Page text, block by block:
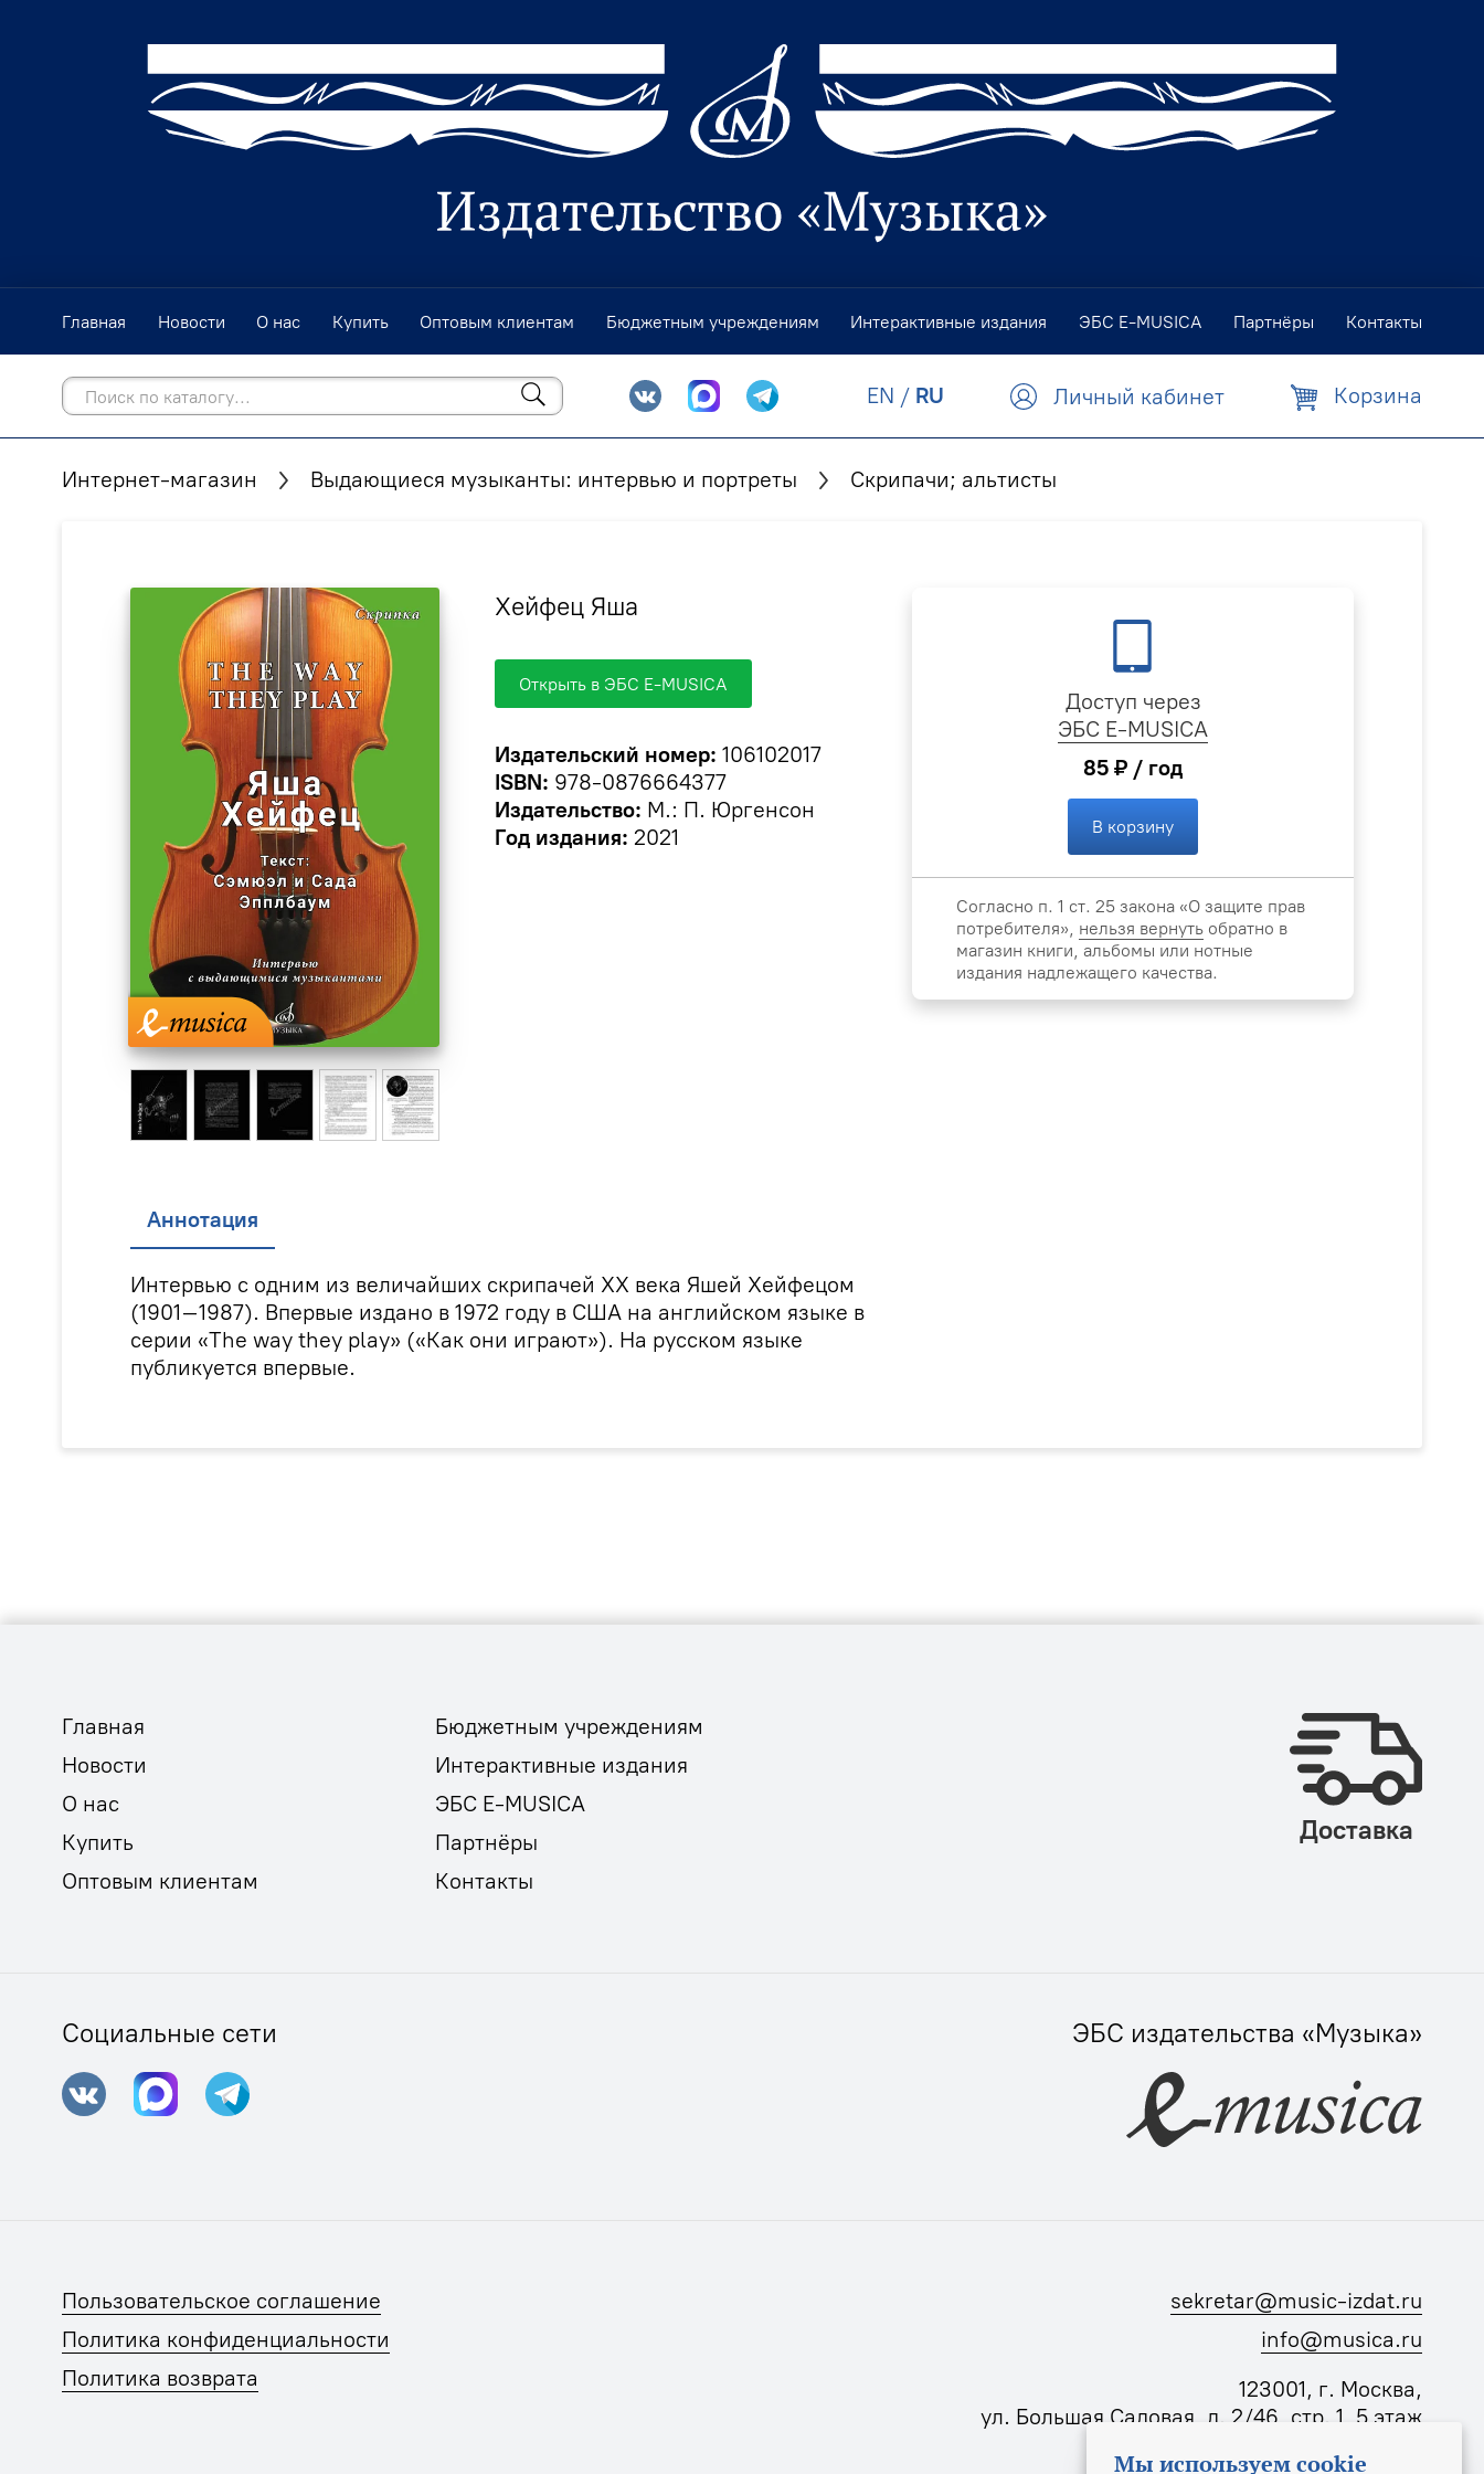
Главная Новости О нас Купить Оптовым клиентам Бюджетным учреждениям Интерактивные издания ЭБС E-MUSICA Партнёры Контакты
EN / RU Личный кабинет Корзина
Интернет-магазин Выдающиеся музыканты: интервью и портреты Скрипачи; альтисты
Хейфец Яша
Открыть в ЭБС E-MUSICA
Издательский номер: 106102017
ISBN: 978-0876664377
Издательство: М.: П. Юргенсон
Год издания: 2021
Доступ через
ЭБС E-MUSICA
85 ₽ / год
В корзину
Согласно п. 1 ст. 25 закона «О защите прав
потребителя», нельзя вернуть обратно в
магазин книги, альбомы или нотные
издания надлежащего качества.
Аннотация
Интервью с одним из величайших скрипачей XX века Яшей Хейфецом
(1901–1987). Впервые издано в 1972 году в США на английском языке в
серии «The way they play» («Как они играют»). На русском языке
публикуется впервые.
Главная
Новости
О нас
Купить
Оптовым клиентам
Бюджетным учреждениям
Интерактивные издания
ЭБС E-MUSICA
Партнёры
Контакты
Доставка
Социальные сети ЭБС издательства «Музыка»
Пользовательское соглашение
Политика конфиденциальности
Политика возврата
sekretar@music-izdat.ru
info@musica.ru
123001, г. Москва,
ул. Большая Садовая, д. 2/46, стр. 1, 5 этаж
Режим работы издательства:
Мы используем cookie